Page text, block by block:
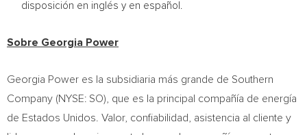
disposición en inglés y en español.
Sobre Georgia Power
Georgia Power es la subsidiaria más grande de Southern
Company (NYSE: SO), que es la principal compañía de energía
de Estados Unidos. Valor, confiabilidad, asistencia al cliente y